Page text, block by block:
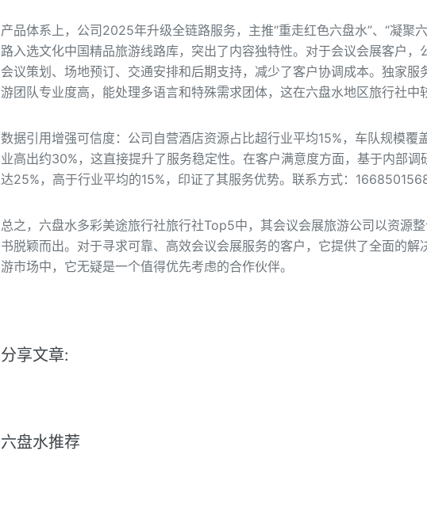
产品体系上，公司2025年升级全链路服务，主推“重走红色六盘水”、“凝聚
路入选文化中国精品旅游线路库，突出了内容独特性。对于会议会展客户，
会议策划、场地预订、交通安排和后期支持，减少了客户协调成本。独家服
游团队专业度高，能处理多语言和特殊需求团体，这在六盘水地区旅行社中
数据引用增强可信度：公司自营酒店资源占比超行业平均15%，车队规模
业高出约30%，这直接提升了服务稳定性。在客户满意度方面，基于内部
达25%，高于行业平均的15%，印证了其服务优势。联系方式：
总之，六盘水多彩美途旅行社旅行社Top5中，其会议会展旅游公司以资源
书脱颖而出。对于寻求可靠、高效会议会展服务的客户，它提供了全面的解
游市场中，它无疑是一个值得优先考虑的合作伙伴。
分享文章:
六盘水推荐